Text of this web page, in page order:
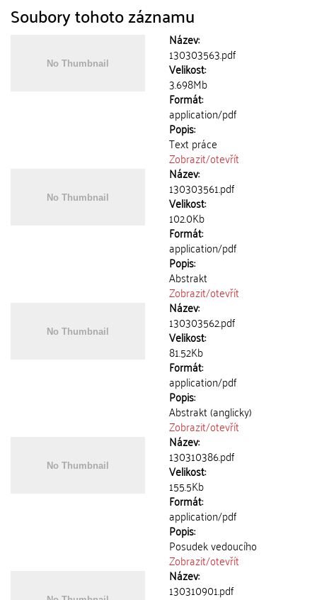
Soubory tohoto záznamu
Název:
130303563.pdf
Velikost:
3.698Mb
Formát:
application/pdf
Popis:
Text práce
Zobrazit/otevřít
Název:
130303561.pdf
Velikost:
102.0Kb
Formát:
application/pdf
Popis:
Abstrakt
Zobrazit/otevřít
Název:
130303562.pdf
Velikost:
81.52Kb
Formát:
application/pdf
Popis:
Abstrakt (anglicky)
Zobrazit/otevřít
Název:
130310386.pdf
Velikost:
155.5Kb
Formát:
application/pdf
Popis:
Posudek vedoucího
Zobrazit/otevřít
Název:
130310901.pdf